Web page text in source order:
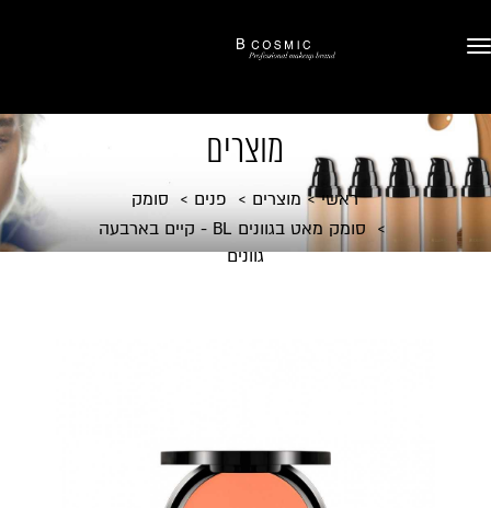
מוצרים
ראשי מוצרים פנים
סומק
סומק מאט בגוונים BL - קיים בארבעה
גוונים